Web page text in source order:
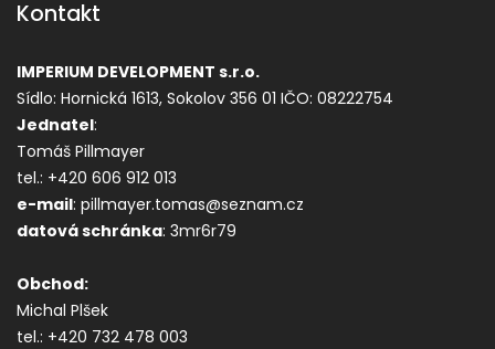
Kontakt
IMPERIUM DEVELOPMENT s.r.o.
Sídlo: Hornická 1613, Sokolov 356 01 IČO: 08222754
Jednatel:
Tomáš Pillmayer
tel.: +420 606 912 013
e-mail: pillmayer.tomas@seznam.cz
datová schránka: 3mr6r79
Obchod:
Michal Plšek
tel.: +420 732 478 003